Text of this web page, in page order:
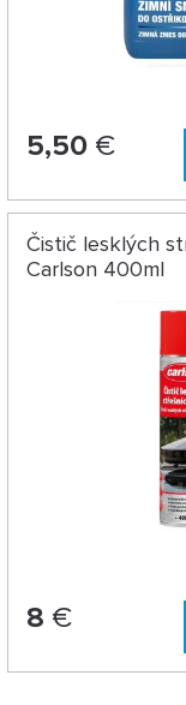
5,50€
Čistič lesklých
Carlson 400ml
8 €